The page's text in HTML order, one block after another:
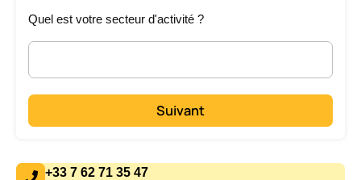
Quel est votre secteur d'activité ?
Suivant
+33 7 62 71 35 47